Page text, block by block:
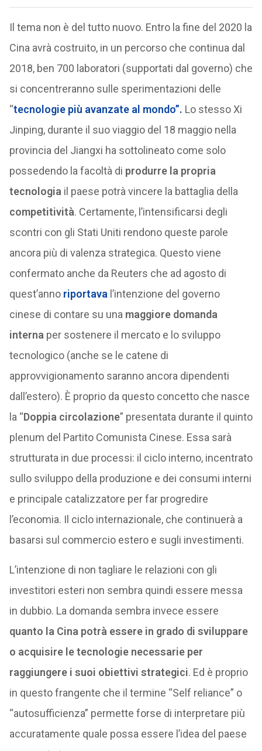
Il tema non è del tutto nuovo. Entro la fine del 2020 la
Cina avrà costruito, in un percorso che continua dal
2018, ben 700 laboratori (supportati dal governo) che
si concentreranno sulle sperimentazioni delle
“tecnologie più avanzate al mondo”. Lo stesso Xi
Jinping, durante il suo viaggio del 18 maggio nella
provincia del Jiangxi ha sottolineato come solo
possedendo la facoltà di produrre la propria
tecnologia il paese potrà vincere la battaglia della
competitività. Certamente, l’intensificarsi degli
scontri con gli Stati Uniti rendono queste parole
ancora più di valenza strategica. Questo viene
confermato anche da Reuters che ad agosto di
quest’anno riportava l’intenzione del governo
cinese di contare su una maggiore domanda
interna per sostenere il mercato e lo sviluppo
tecnologico (anche se le catene di
approvvigionamento saranno ancora dipendenti
dall’estero). È proprio da questo concetto che nasce
la “Doppia circolazione” presentata durante il quinto
plenum del Partito Comunista Cinese. Essa sarà
strutturata in due processi: il ciclo interno, incentrato
sullo sviluppo della produzione e dei consumi interni
e principale catalizzatore per far progredire
l’economia. Il ciclo internazionale, che continuerà a
basarsi sul commercio estero e sugli investimenti.
L’intenzione di non tagliare le relazioni con gli
investitori esteri non sembra quindi essere messa
in dubbio. La domanda sembra invece essere
quanto la Cina potrà essere in grado di sviluppare
o acquisire le tecnologie necessarie per
raggiungere i suoi obiettivi strategici. Ed è proprio
in questo frangente che il termine “Self reliance” o
“autosufficienza” permette forse di interpretare più
accuratamente quale possa essere l’idea del paese